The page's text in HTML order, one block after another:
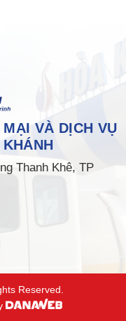
VÀ DỊCH VỤ
Thanh Khê, TP
Reserved.